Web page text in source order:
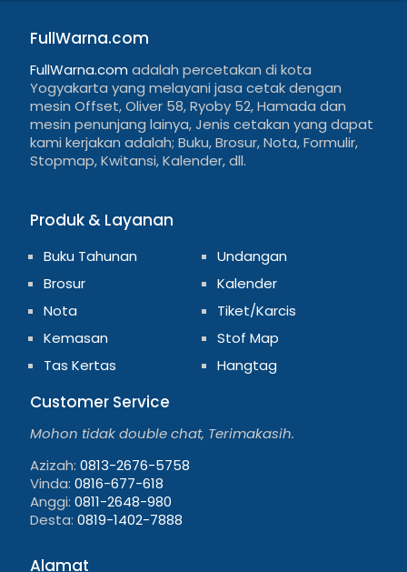
FullWarna.com
FullWarna.com adalah percetakan di kota
Yogyakarta yang melayani jasa cetak dengan
mesin Offset, Oliver 58, Ryoby 52, Hamada dan
mesin penunjang lainya, Jenis cetakan yang dapat
kami kerjakan adalah; Buku, Brosur, Nota, Formulir,
Stopmap, Kwitansi, Kalender, dll.
Produk & Layanan
Buku Tahunan
Brosur
Nota
Kemasan
Tas Kertas
Undangan
Kalender
Tiket/Karcis
Stof Map
Hangtag
Customer Service
Mohon tidak double chat, Terimakasih.
Azizah: 0813-2676-5758
Vinda: 0816-677-618
Anggi: 0811-2648-980
Desta: 0819-1402-7888
Alamat